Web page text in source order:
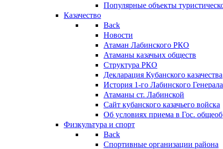
Популярные объекты
Казачество
Back
Новости
Атаман Лабинского РКО
Атаманы казачьих обществ
Структура РКО
Декларация Кубанского казачества
История 1-го Лабинского
Атаманы ст. Лабинской
Cайт кубанского казачьего войска
Об условиях приема в Гос.
Физкультура и спорт
Back
Спортивные организации района